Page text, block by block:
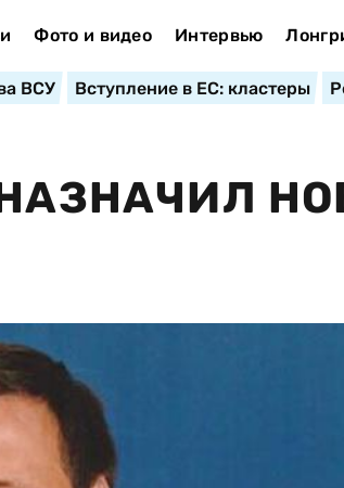
Фото и видео Интервью
ВСУ Вступление в ЕС: кластеры